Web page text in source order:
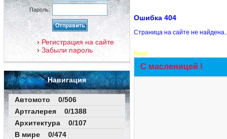
Пароль:
Регистрация на сайте
Забыли пароль
Навигация
Автомото 0/506
Артгалерея 0/1388
Архитектура 0/107
В мире 0/474
Ошибка 404
Страница на сайте не
New!
С масленицей !